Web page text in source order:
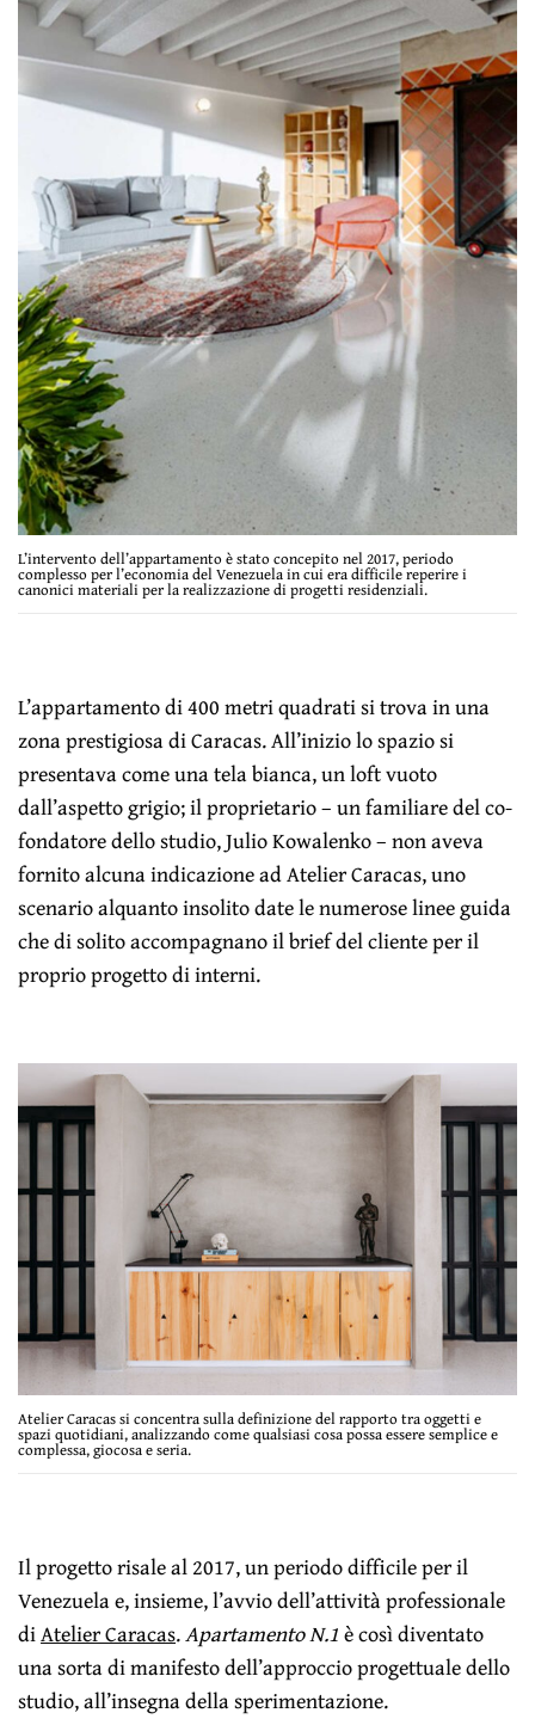
L’intervento dell’appartamento è stato concepito nel 2017, periodo
complesso per l’economia del Venezuela in cui era difficile reperire i
canonici materiali per la realizzazione di progetti residenziali.
L’appartamento di 400 metri quadrati si trova in una
zona prestigiosa di Caracas. All’inizio lo spazio si
presentava come una tela bianca, un loft vuoto
dall’aspetto grigio; il proprietario – un familiare del co-
fondatore dello studio, Julio Kowalenko – non aveva
fornito alcuna indicazione ad Atelier Caracas, uno
scenario alquanto insolito date le numerose linee guida
che di solito accompagnano il brief del cliente per il
proprio progetto di interni.
Atelier Caracas si concentra sulla definizione del rapporto tra oggetti e
spazi quotidiani, analizzando come qualsiasi cosa possa essere semplice e
complessa, giocosa e seria.
Il progetto risale al 2017, un periodo difficile per il
Venezuela e, insieme, l’avvio dell’attività professionale
diAtelier Caracas.Apartamento N.1è così diventato
una sorta di manifesto dell’approccio progettuale dello
studio, all’insegna della sperimentazione.